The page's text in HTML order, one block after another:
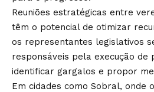
Reuniões estratégicas entre
têm o potencial de otimizar
os representantes legislativos
responsáveis pela execução de
identificar gargalos e propor
Em cidades como Sobral, onde